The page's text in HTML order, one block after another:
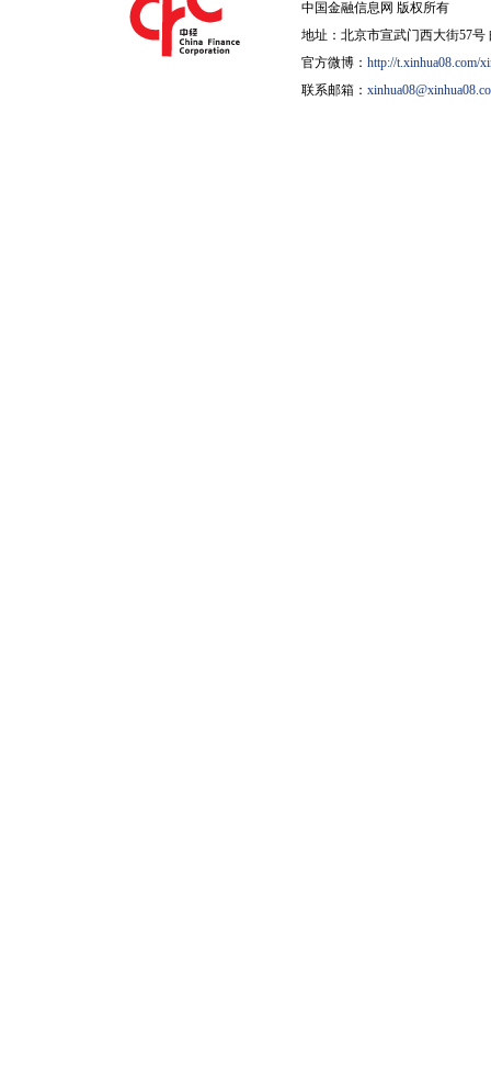
中国金融信息网 版权所有
地址：北京市宣武门西大街57号
官方微博： http://t.xinhua08.com/
联系邮箱：